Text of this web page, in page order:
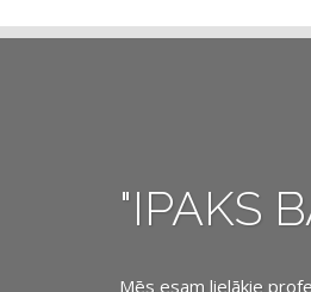
"IPAKS
Mēs esam lielākie